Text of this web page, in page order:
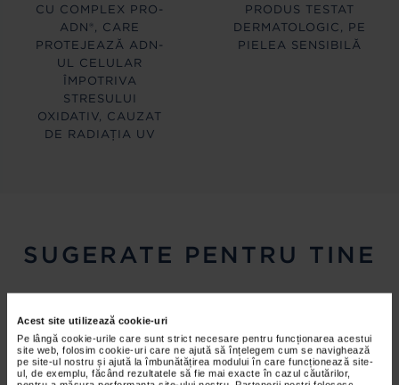
Acest site utilizează cookie-uri
Pe lângă cookie-urile care sunt strict necesare pentru funcționarea acestui
site web, folosim cookie-uri care ne ajută să înțelegem cum se navighează
pe site-ul nostru și ajută la îmbunătățirea modului în care funcționează site-
ul, de exemplu, făcând rezultatele să fie mai exacte în cazul căutărilor,
CU COMPLEX PRO-
ADN®, CARE
PROTEJEAZĂ ADN-
UL CELULAR
ÎMPOTRIVA
STRESULUI
OXIDATIV, CAUZAT
DE RADIAȚIA UV
PRODUS TESTAT
DERMATOLOGIC, PE
PIELEA SENSIBILĂ
SUGERATE PENTRU TINE